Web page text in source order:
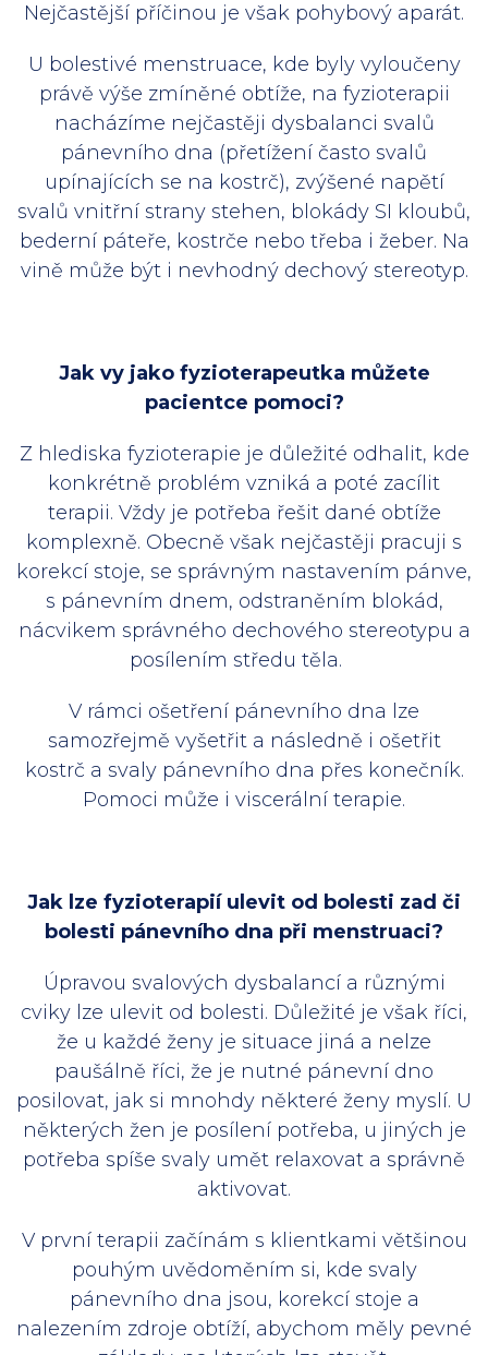
Nejčastější příčinou je však pohybový aparát.
U bolestivé menstruace, kde byly vyloučeny
právě výše zmíněné obtíže, na fyzioterapii
nacházíme nejčastěji dysbalanci svalů
pánevního dna (přetížení často svalů
upínajících se na kostrč), zvýšené napětí
svalů vnitřní strany stehen, blokády SI kloubů,
bederní páteře, kostrče nebo třeba i žeber. Na
vině může být i nevhodný dechový stereotyp.
Jak vy jako fyzioterapeutka můžete
pacientce pomoci?
Z hlediska fyzioterapie je důležité odhalit, kde
konkrétně problém vzniká a poté zacílit
terapii. Vždy je potřeba řešit dané obtíže
komplexně. Obecně však nejčastěji pracuji s
korekcí stoje, se správným nastavením pánve,
s pánevním dnem, odstraněním blokád,
nácvikem správného dechového stereotypu a
posílením středu těla.
V rámci ošetření pánevního dna lze
samozřejmě vyšetřit a následně i ošetřit
kostrč a svaly pánevního dna přes konečník.
Pomoci může i viscerální terapie.
Jak lze fyzioterapií ulevit od bolesti zad či
bolesti pánevního dna při menstruaci?
Úpravou svalových dysbalancí a různými
cviky lze ulevit od bolesti. Důležité je však říci,
že u každé ženy je situace jiná a nelze
paušálně říci, že je nutné pánevní dno
posilovat, jak si mnohdy některé ženy myslí. U
některých žen je posílení potřeba, u jiných je
potřeba spíše svaly umět relaxovat a správně
aktivovat.
V první terapii začínám s klientkami většinou
pouhým uvědoměním si, kde svaly
pánevního dna jsou, korekcí stoje a
nalezením zdroje obtíží, abychom měly pevné